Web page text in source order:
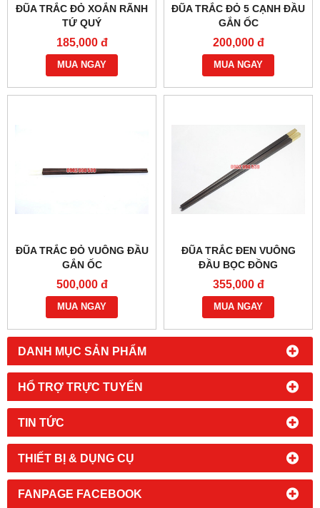
DANH MỤC SẢN PHẨM
HỔ TRỢ TRỰC TUYẾN
TIN TỨC
THIẾT BỊ & DỤNG CỤ
FANPAGE FACEBOOK
ĐŨA TRẮC ĐỎ XOẮN RÃNH
TỨ QUÝ
185,000 đ
MUA NGAY
ĐŨA TRẮC ĐỎ 5 CẠNH ĐẦU
GẮN ỐC
200,000 đ
MUA NGAY
ĐŨA TRẮC ĐỎ VUÔNG ĐẦU
GẮN ỐC
500,000 đ
MUA NGAY
ĐŨA TRẮC ĐEN VUÔNG
ĐẦU BỌC ĐỒNG
355,000 đ
MUA NGAY